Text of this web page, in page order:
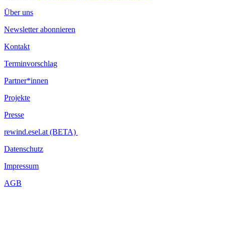
Über uns
Newsletter abonnieren
Kontakt
Terminvorschlag
Partner*innen
Projekte
Presse
rewind.esel.at (BETA)
Datenschutz
Impressum
AGB